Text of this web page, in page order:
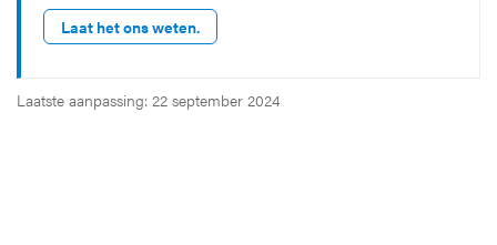
Laat het ons weten.
Laatste aanpassing: 22 september 2024